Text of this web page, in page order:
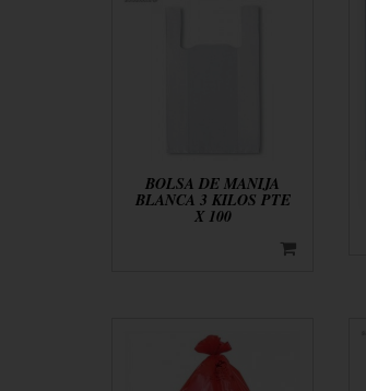
BOLSA DE MANIJA
BLANCA 3 KILOS PTE
X 100